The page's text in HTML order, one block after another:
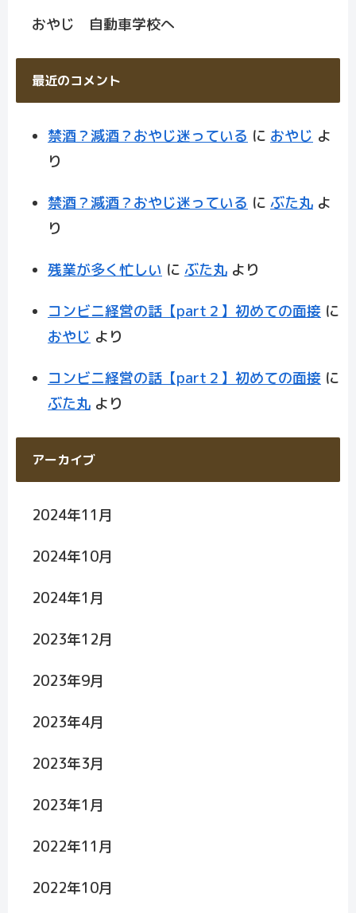
おやじ 自動車学校へ
最近のコメント
禁酒？減酒？おやじ迷っている に おやじ よ
り
禁酒？減酒？おやじ迷っている に ぶた丸 よ
り
残業が多く忙しい に ぶた丸 より
コンビニ経営の話【part２】初めての面接 に
おやじ より
コンビニ経営の話【part２】初めての面接 に
ぶた丸 より
アーカイブ
2024年11月
2024年10月
2024年1月
2023年12月
2023年9月
2023年4月
2023年3月
2023年1月
2022年11月
2022年10月